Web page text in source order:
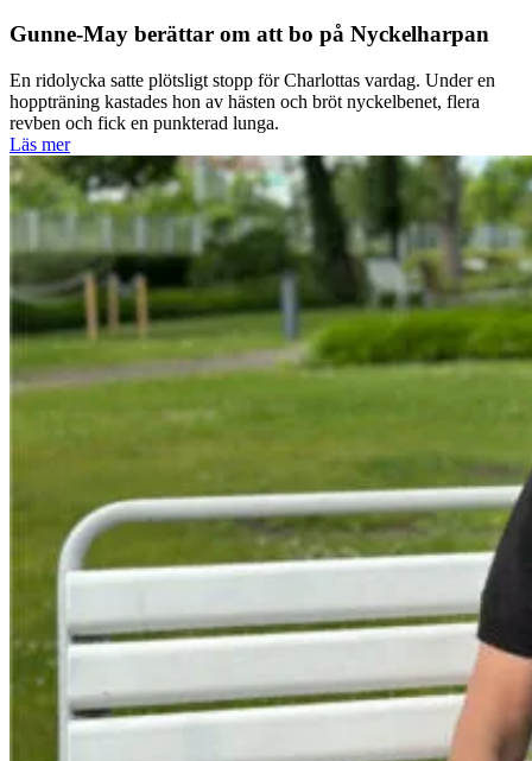
Gunne-May berättar om att bo på Nyckelharpan
En ridolycka satte plötsligt stopp för Charlottas vardag. Under en
hoppträning kastades hon av hästen och bröt nyckelbenet, flera
revben och fick en punkterad lunga.
Läs mer